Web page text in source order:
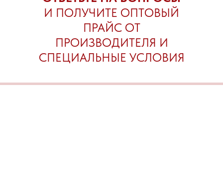
И ПОЛУЧИТЕ ОПТОВЫЙ
ПРАЙС ОТ
ПРОИЗВОДИТЕЛЯ И
СПЕЦИАЛЬНЫЕ УСЛОВИЯ